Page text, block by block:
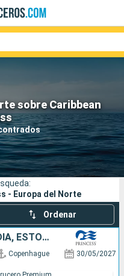
sobre Caribbean
Compañías
Buscar
- Europa del Norte
Ordenar
DINAMARCA, SUECIA, FINLANDIA, ESTONIA, LETONIA, LITUANIA, POLONIA, NORUEGA
Copenhague 30/05/2027